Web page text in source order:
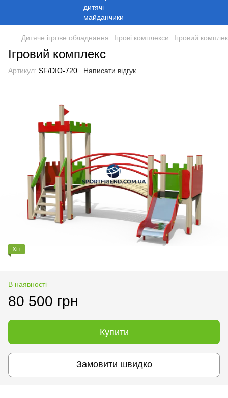
Дитяче ігрове обладнання Ігрові комплекси Ігровий
Ігровий комплекс
Артикул: SF/DIO-720 Написати відгук
Хіт
В наявності
80 500 грн
Купити
Замовити швидко